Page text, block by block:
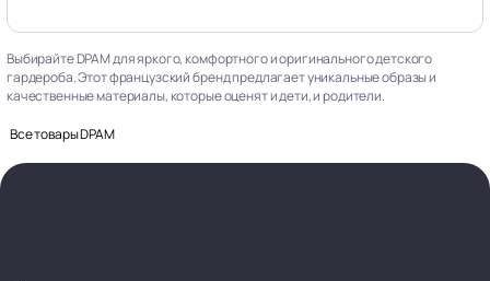
Выбирайте DPAM для яркого, комфортного и оригинального детского
гардероба. Этот французский бренд предлагает уникальные образы и
качественные материалы, которые оценят и дети, и родители.
Все товары DPAM